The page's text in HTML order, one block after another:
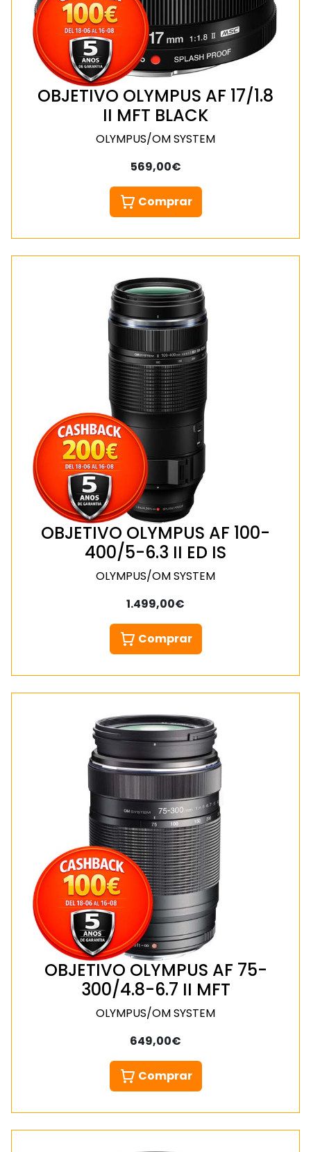
OBJETIVO OLYMPUS AF 17/1.8
II MFT BLACK
OLYMPUS/OM SYSTEM
569,00€
Comprar
OBJETIVO OLYMPUS AF 100-
400/5-6.3 II ED IS
OLYMPUS/OM SYSTEM
1.499,00€
Comprar
OBJETIVO OLYMPUS AF 75-
300/4.8-6.7 II MFT
OLYMPUS/OM SYSTEM
649,00€
Comprar